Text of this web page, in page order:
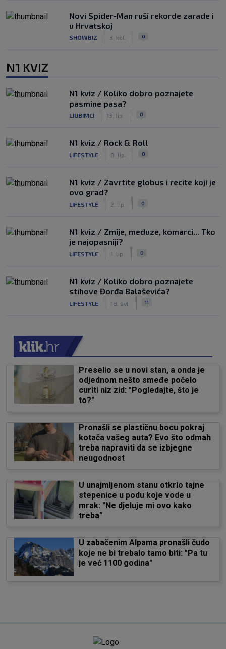
Novi Spider-Man ruši rekorde zarade i
u Hrvatskoj
SHOWBIZ 3. kol. 0
N1 KVIZ
N1 kviz / Koliko dobro poznajete
pasmine pasa?
LJUBIMCI 13. lip. 0
N1 kviz / Rock & Roll
LIFESTYLE 8. lip. 0
N1 kviz / Zavrtite globus i recite koji je
ovo grad?
LIFESTYLE 2. lip. 0
N1 kviz / Zmije, meduze, komarci... Tko
je najopasniji?
LIFESTYLE 1. lip. 0
N1 kviz / Koliko dobro poznajete
stihove Đorđa Balaševića?
LIFESTYLE 18. svi. 11
Preselio se u novi stan, a onda je
odjednom nešto smeđe počelo
curiti niz zid: "Pogledajte, što je
to?"
Pronašli se plastičnu bocu pokraj
kotača vašeg auta? Evo što odmah
treba napraviti da se izbjegne
neugodnost
U unajmljenom stanu otkrio tajne
stepenice u podu koje vode u
mrak: "Ne djeluje mi ovo kako
treba"
U zabačenim Alpama pronašli čudo
koje ne bi trebalo tamo biti: "Pa tu
je već 1100 godina"